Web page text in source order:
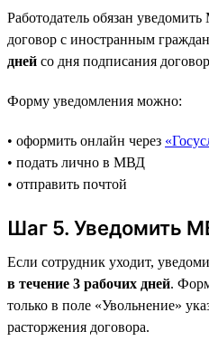
Работодатель обязан
договор с иностранным
дней со дня подписания
Форму уведомления можно:
• оформить онлайн через
• подать лично в МВД
• отправить почтой
Шаг 5. Уведомить
Если сотрудник уходит,
в течение 3 рабочих дней.
только в поле «Увольнение»
расторжения договора.